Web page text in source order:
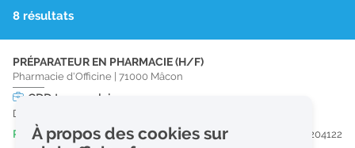
8 résultats
PRÉPARATEUR EN PHARMACIE (H/F)
Pharmacie d'Officine 71000 Mâcon
CDD temps plein
Du 30/10/26 au 29/08/27
Publiée il y a 5 jour(s)
#204122
À propos des cookies sur